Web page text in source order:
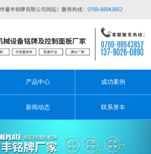
产品中心 成功案例
新闻动态 联系誉丰